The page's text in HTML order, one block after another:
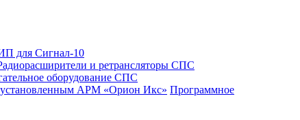
для Сигнал-10
и ретрансляторы СПС
оборудование СПС
АРМ «Орион Икс» Программное